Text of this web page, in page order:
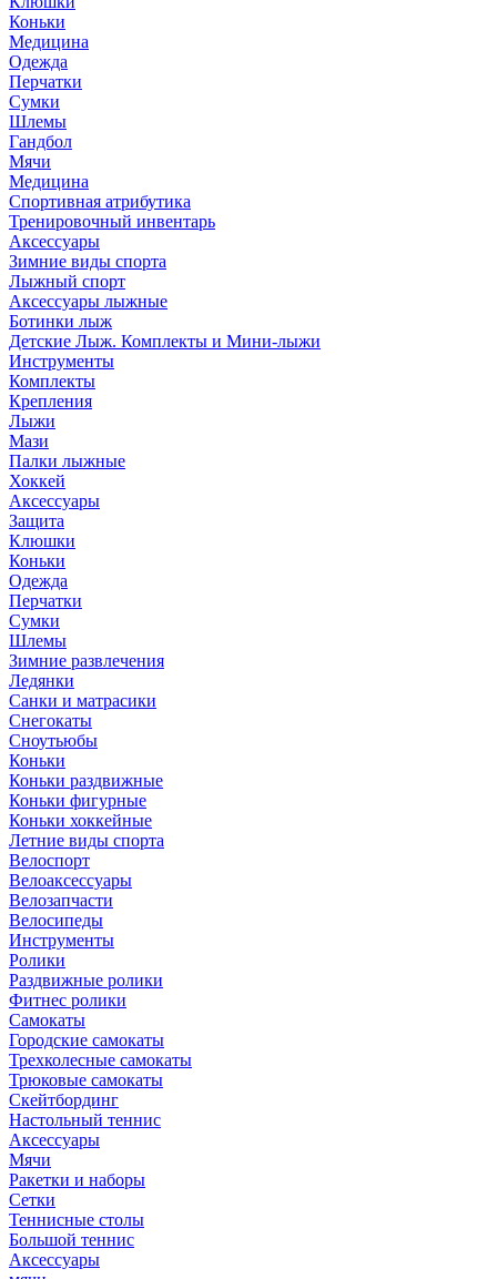
Коньки
Медицина
Одежда
Перчатки
Сумки
Шлемы
Гандбол
Мячи
Медицина
Спортивная атрибутика
Тренировочный инвентарь
Аксессуары
Зимние виды спорта
Лыжный спорт
Аксессуары лыжные
Ботинки лыж
Детские Лыж. Комплекты и Мини-лыжи
Инструменты
Комплекты
Крепления
Лыжи
Мази
Палки лыжные
Хоккей
Аксессуары
Защита
Клюшки
Коньки
Одежда
Перчатки
Сумки
Шлемы
Зимние развлечения
Ледянки
Санки и матрасики
Снегокаты
Сноутьюбы
Коньки
Коньки раздвижные
Коньки фигурные
Коньки хоккейные
Летние виды спорта
Велоспорт
Велоаксессуары
Велозапчасти
Велосипеды
Инструменты
Ролики
Раздвижные ролики
Фитнес ролики
Самокаты
Городские самокаты
Трехколесные самокаты
Трюковые самокаты
Скейтбординг
Настольный теннис
Аксессуары
Мячи
Ракетки и наборы
Сетки
Теннисные столы
Большой теннис
Аксессуары